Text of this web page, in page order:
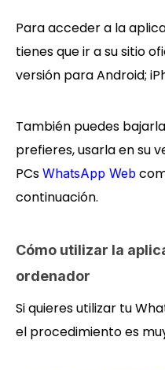
Para acceder a la
tienes que ir a su sitio
versión para Android;
También puedes
prefieres, usarla en su
PCs WhatsApp Web
continuación.
Cómo utilizar la
ordenador
Si quieres utilizar tu
el procedimiento es